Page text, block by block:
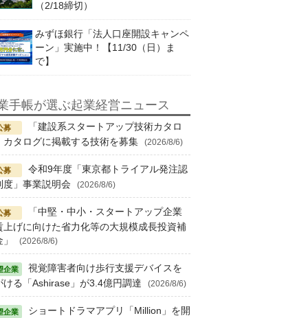
（2/18締切）
みずほ銀行「法人口座開設キャンペ
ーン」実施中！【11/30（日）ま
で】
手帳が選ぶ起業経営ニュース
「建設系スタートアップ技術カタロ
カタログに掲載する技術を募集
(2026/8/6)
令和9年度「東京都トライアル発注認
度」事業説明会
(2026/8/6)
「中堅・中小・スタートアップ企業
上げに向けた省力化等の大規模成長投資補
(2026/8/6)
視覚障害者向け歩行支援デバイスを
ける「Ashirase」が3.4億円調達
(2026/8/6)
ショートドラマアプリ「Million」を開